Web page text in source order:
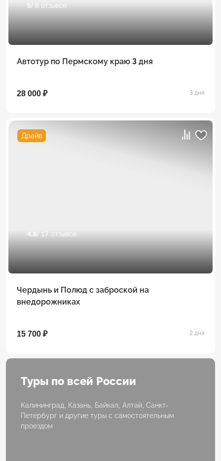
5/ 8 отзывов
Автотур по Пермскому краю 3 дня
28 000 ₽ 3 дня
Драйв
4.6/ 17 отзывов
Чердынь и Полюд с заброской на
внедорожниках
15 700 ₽ 2 дня
Туры по всей России
Калининград, Казань, Байкал, Алтай, Санкт-
Петербург и другие туры с самостоятельным
проездом